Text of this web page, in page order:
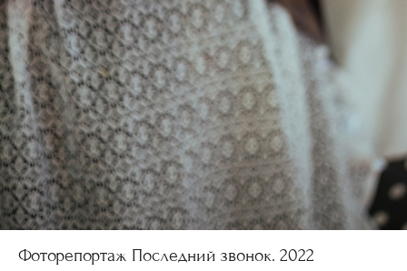
Фоторепортаж Последний звонок. 2022